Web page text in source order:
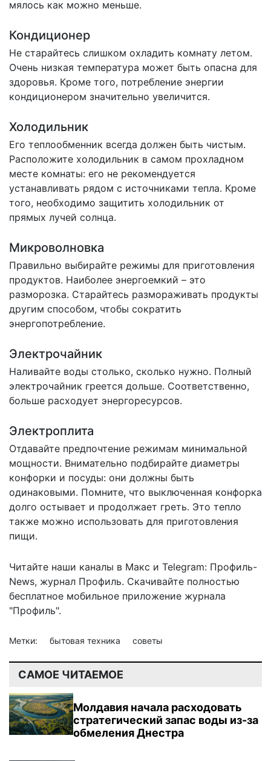
мялось как можно меньше.
Кондиционер
Не старайтесь слишком охладить комнату летом.
Очень низкая температура может быть опасна для
здоровья. Кроме того, потребление энергии
кондиционером значительно увеличится.
Холодильник
Его теплообменник всегда должен быть чистым.
Расположите холодильник в самом прохладном
месте комнаты: его не рекомендуется
устанавливать рядом с источниками тепла. Кроме
того, необходимо защитить холодильник от
прямых лучей солнца.
Микроволновка
Правильно выбирайте режимы для приготовления
продуктов. Наиболее энергоемкий – это
разморозка. Старайтесь размораживать продукты
другим способом, чтобы сократить
энергопотребление.
Электрочайник
Наливайте воды столько, сколько нужно. Полный
электрочайник греется дольше. Соответственно,
больше расходует энергоресурсов.
Электроплита
Отдавайте предпочтение режимам минимальной
мощности. Внимательно подбирайте диаметры
конфорки и посуды: они должны быть
одинаковыми. Помните, что выключенная конфорка
долго остывает и продолжает греть. Это тепло
также можно использовать для приготовления
пищи.
Читайте наши каналы в Макс и Telegram: Профиль-
News, журнал Профиль. Скачивайте полностью
бесплатное мобильное приложение журнала
"Профиль".
Метки: бытовая техника советы
САМОЕ ЧИТАЕМОЕ
Молдавия начала расходовать
стратегический запас воды из-за
обмеления Днестра